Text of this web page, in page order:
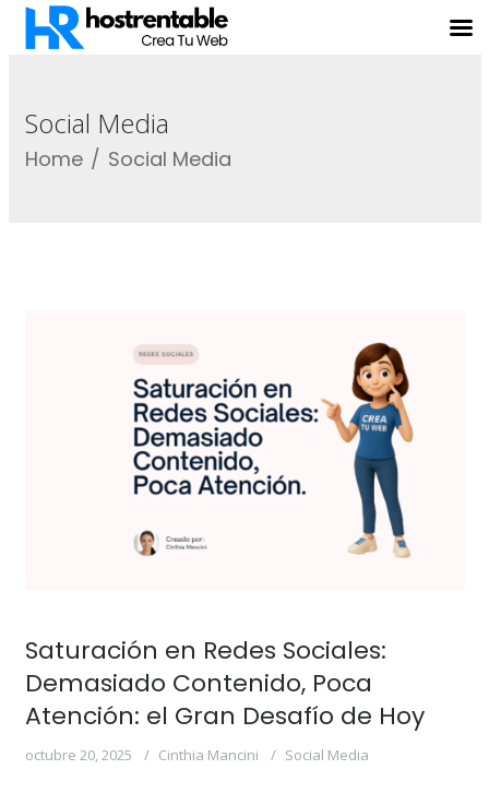
Social Media
Home Social Media
Saturación en Redes Sociales:
Demasiado Contenido, Poca
Atención: el Gran Desafío de Hoy
octubre 20, 2025 Cinthia Mancini Social Media